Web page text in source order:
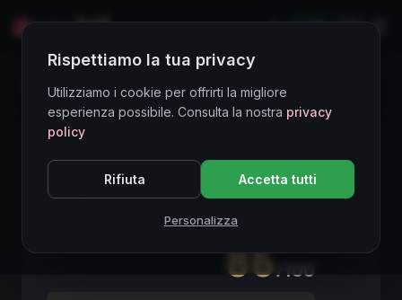
LIVE
Directory Vini
Langhe Nebbiolo
SCORE ENOLOGICO GLOBALE
86/100
Rispettiamo la tua privacy
Utilizziamo i cookie per offrirti la migliore
esperienza possibile. Consulta la nostra privacy
policy
Rifiuta Accetta tutti
Personalizza